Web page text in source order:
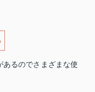
あるのでさまざまな使